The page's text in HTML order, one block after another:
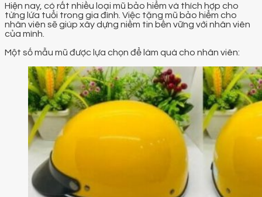
Hiện nay, có rất nhiều loại mũ bảo hiểm và thích hợp cho
từng lứa tuổi trong gia đình. Việc tặng mũ bảo hiểm cho
nhân viên sẽ giúp xây dựng niềm tin bền vững với nhân viên
của mình.
Một số mẫu mũ được lựa chọn để làm quà cho nhân viên: